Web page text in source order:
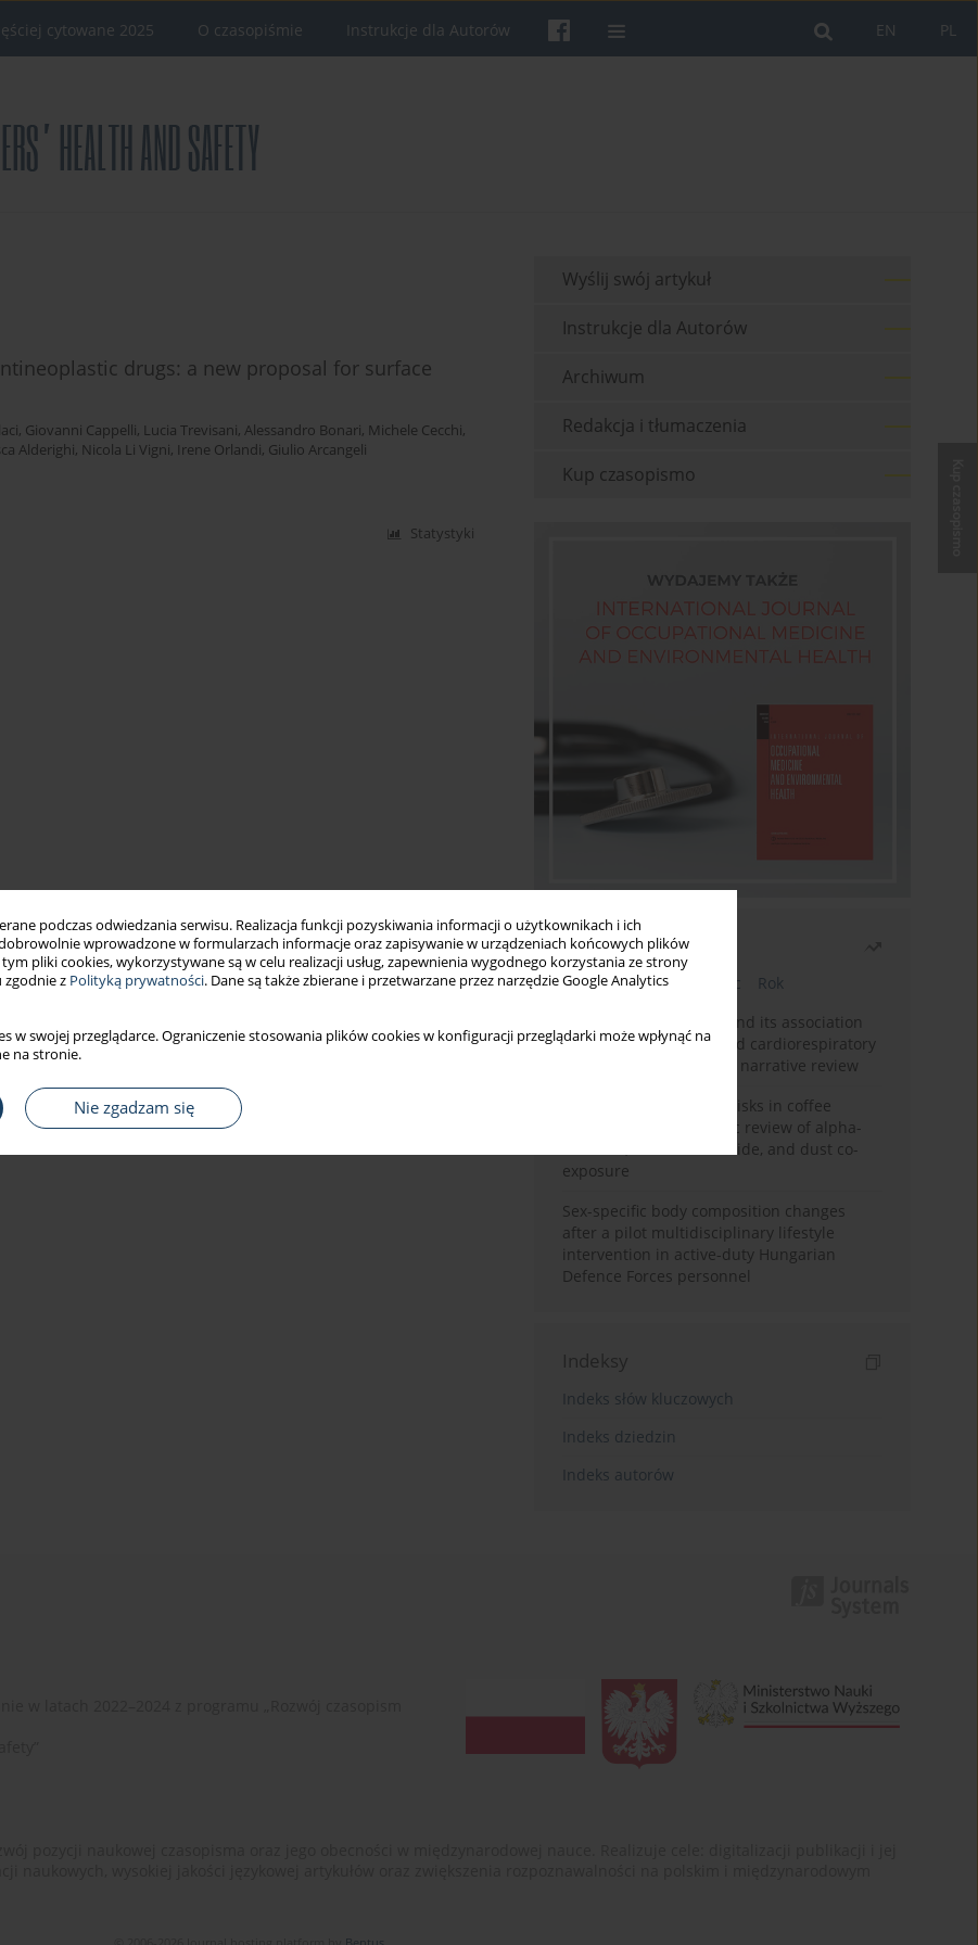
podczas odwiedzania serwisu. Realizacja funkcji pozyskiwania informacji o użytkownikach i ich
wprowadzone w formularzach informacje oraz zapisywanie w urządzeniach końcowych plików
pliki cookies, wykorzystywane są w celu realizacji usług, zapewnienia wygodnego korzystania ze strony
z Polityką prywatności. Dane są także zbierane i przetwarzane przez narzędzie Google Analytics
w swojej przeglądarce. Ograniczenie stosowania plików cookies w konfiguracji przeglądarki może wpłynąć na
na stronie.
Nie zgadzam się
PL
EN
cytowane 2025 O czasopiśmie Instrukcje dla Autorów
drugs: a new proposal for surface
, Giovanni Cappelli, Lucia Trevisani, Alessandro Bonari, Michele Cecchi,
Alderighi, Nicola Li Vigni, Irene Orlandi, Giulio Arcangeli
Statystyki
Wyślij swój artykuł
Instrukcje dla Autorów
Archiwum
Redakcja i tłumaczenia
Kup czasopismo
Najczęściej czytane
Bieżący numer Miesiąc
Rok
Occupational burnout and its association
with physical activity and cardiorespiratory
fitness among nurses: a narrative review
Synergistic respiratory risks in coffee
processing: a systematic review of alpha-
diketone, carbon monoxide, and dust co-
exposure
Sex-specific body composition changes
after a pilot multidisciplinary lifestyle
intervention in active-duty Hungarian
Defence Forces personnel
Indeksy
Indeks słów kluczowych
Indeks dziedzin
Indeks autorów